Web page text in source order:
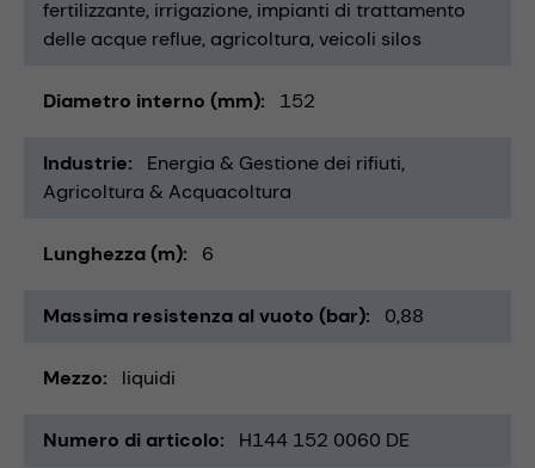
fertilizzante irrigazione impianti di trattamento
delle acque reflue agricoltura veicoli silos
Diametro interno (mm) 152
Industrie
Energia & Gestione dei rifiuti
Agricoltura & Acquacoltura
Lunghezza (m) 6
Massima resistenza al vuoto (bar) 0,88
Mezzo liquidi
Numero di articolo H144 152 0060 DE